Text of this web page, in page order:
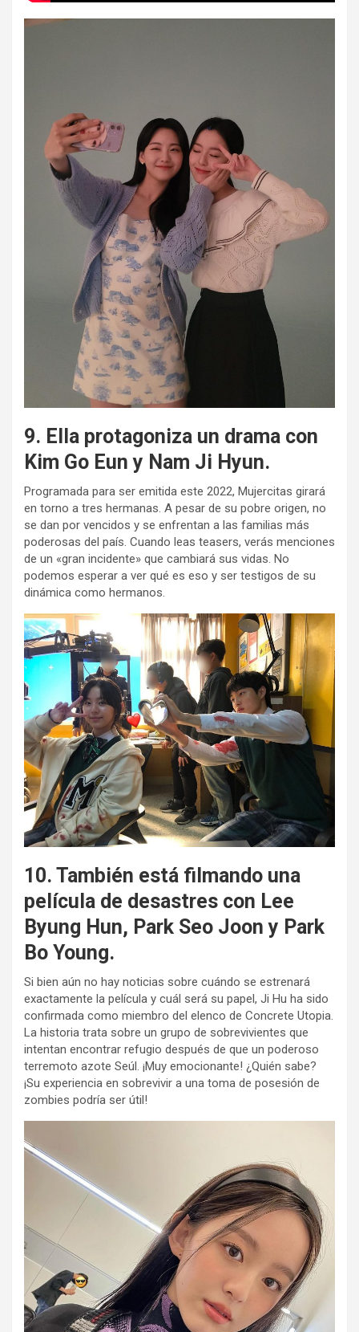
9. Ella protagoniza un drama con
Kim Go Eun y Nam Ji Hyun.
Programada para ser emitida este 2022, Mujercitas girará
en torno a tres hermanas. A pesar de su pobre origen, no
se dan por vencidos y se enfrentan a las familias más
poderosas del país. Cuando leas teasers, verás menciones
de un «gran incidente» que cambiará sus vidas. No
podemos esperar a ver qué es eso y ser testigos de su
dinámica como hermanos.
10. También está filmando una
película de desastres con Lee
Byung Hun, Park Seo Joon y Park
Bo Young.
Si bien aún no hay noticias sobre cuándo se estrenará
exactamente la película y cuál será su papel, Ji Hu ha sido
confirmada como miembro del elenco de Concrete Utopia.
La historia trata sobre un grupo de sobrevivientes que
intentan encontrar refugio después de que un poderoso
terremoto azote Seúl. ¡Muy emocionante! ¿Quién sabe?
¡Su experiencia en sobrevivir a una toma de posesión de
zombies podría ser útil!